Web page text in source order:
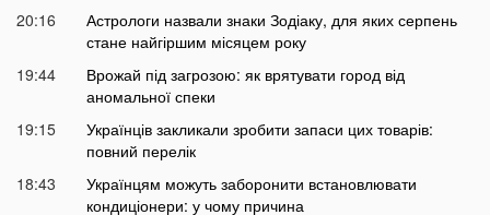
20:16
Астрологи назвали знаки Зодіаку, для яких серпень
стане найгіршим місяцем року
19:44
Врожай під загрозою: як врятувати город від
аномальної спеки
19:15
Українців закликали зробити запаси цих товарів:
повний перелік
18:43
Українцям можуть заборонити встановлювати
кондиціонери: у чому причина